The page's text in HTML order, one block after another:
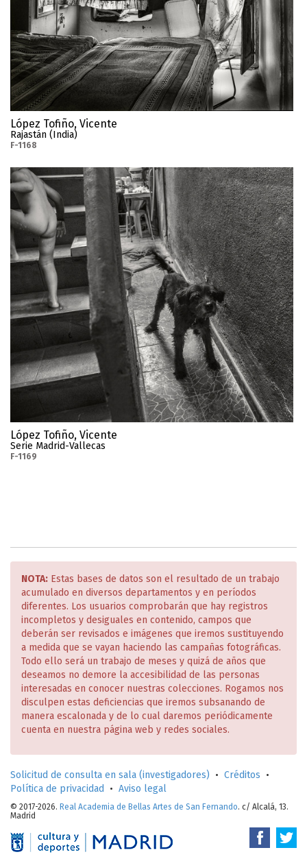
López Tofiño, Vicente
Rajastán (India)
F-1168
López Tofiño, Vicente
Serie Madrid-Vallecas
F-1169
NOTA: Estas bases de datos son el resultado de un trabajo
acumulado en diversos departamentos y en períodos
diferentes. Los usuarios comprobarán que hay registros
incompletos y desiguales en contenido, campos que
deberán ser revisados e imágenes que iremos sustituyendo
a medida que se vayan haciendo las campañas fotográficas.
Todo ello será un trabajo de meses y quizá de años que
deseamos no demore la accesibilidad de las personas
interesadas en conocer nuestras colecciones. Rogamos nos
disculpen estas deficiencias que iremos subsanando de
manera escalonada y de lo cual daremos periódicamente
cuenta en nuestra página web y redes sociales.
Solicitud de consulta en sala (investigadores) • Créditos •
Política de privacidad
• Aviso legal
© 2017-2026. Real Academia de Bellas Artes de San Fernando. c/ Alcalá, 13.
Madrid